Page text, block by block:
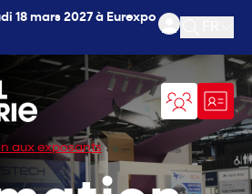
18 mars 2027 à Eurexpo
Ouvrir
aux exposants